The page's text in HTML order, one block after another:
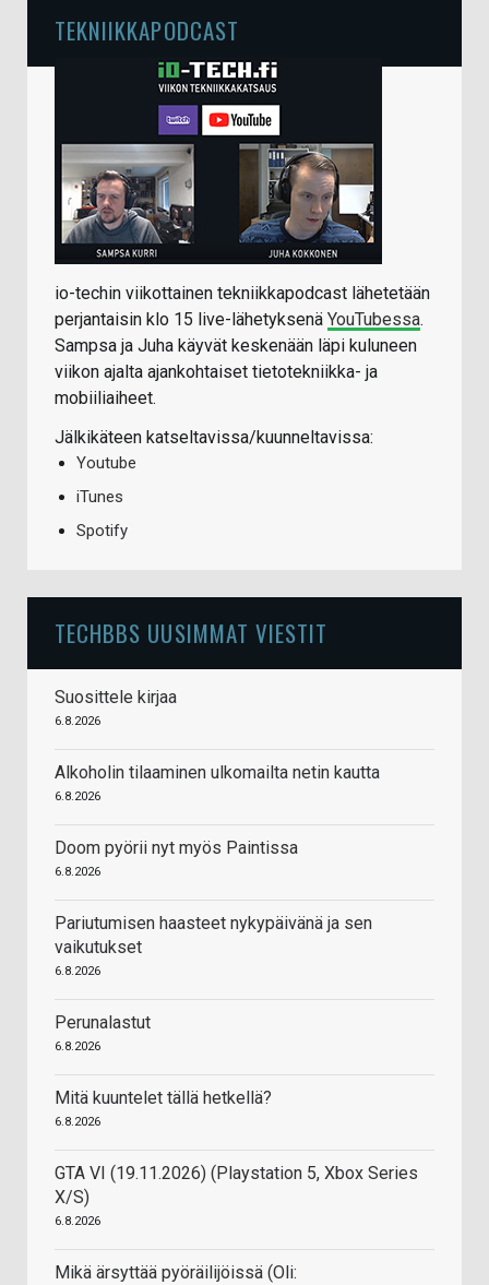
TEKNIIKKAPODCAST
io-techin viikottainen tekniikkapodcast lähetetään
perjantaisin klo 15 live-lähetyksenä YouTubessa.
Sampsa ja Juha käyvät keskenään läpi kuluneen
viikon ajalta ajankohtaiset tietotekniikka- ja
mobiiliaiheet.
Jälkikäteen katseltavissa/kuunneltavissa:
Youtube
iTunes
Spotify
TECHBBS UUSIMMAT VIESTIT
Suosittele kirjaa
6.8.2026
Alkoholin tilaaminen ulkomailta netin kautta
6.8.2026
Doom pyörii nyt myös Paintissa
6.8.2026
Pariutumisen haasteet nykypäivänä ja sen
vaikutukset
6.8.2026
Perunalastut
6.8.2026
Mitä kuuntelet tällä hetkellä?
6.8.2026
GTA VI (19.11.2026) (Playstation 5, Xbox Series
X/S)
6.8.2026
Mikä ärsyttää pyöräilijöissä (Oli: